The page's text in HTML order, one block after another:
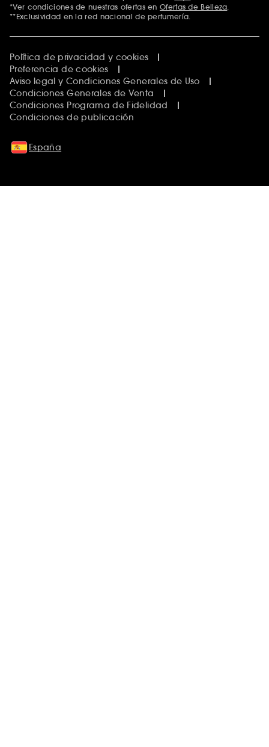
*Ver condiciones de nuestras ofertas en Ofertas de Belleza
**Exclusividad en la red nacional de perfumería.
Política de privacidad y cookies
Preferencia de cookies
Aviso legal y Condiciones Generales de Uso
Condiciones Generales de Venta
Condiciones Programa de Fidelidad
Condiciones de publicación
España